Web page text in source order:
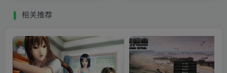
相关推荐